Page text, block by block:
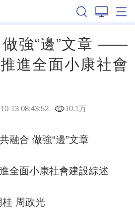
做強“邊”文章 ——
進全面小康社會
13 08:43:52 10.1万
合 做強“邊”文章
面小康社會建設綜述
周政光